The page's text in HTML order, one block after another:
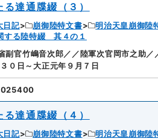
達通牒綴（３）
日記 崩御陸特文書 明治天皇崩御陸
する陸特綴 其４の１
副官竹嶋音次郎／／陸軍次官岡市之助／
０日～大正元年９月７日
達通牒綴（４）
日記 崩御陸特文書 明治天皇崩御陸